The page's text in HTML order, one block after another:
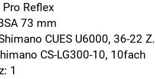
Pro Reflex
73 mm
CUES U6000, 36-22 Z.
CS-LG300-10, 10fach
1